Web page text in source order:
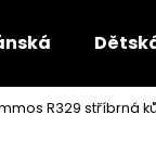
R329 stříbrná
Co